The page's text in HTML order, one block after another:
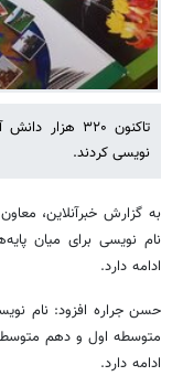
تاکنون ۳۲۰
نویسی کردند.
به گزارش خبرآنلاین،
نام نویسی برای میان
ادامه دارد.
حسن جراره افزود: نام
متوسطه اول و دهم
ادامه دارد.